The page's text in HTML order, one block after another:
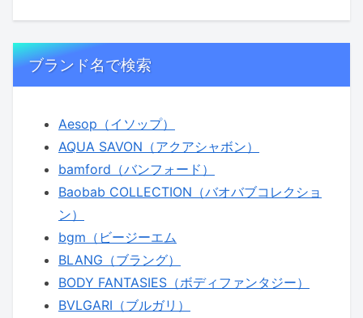
ブランド名で検索
Aesop（イソップ）
AQUA SAVON（アクアシャボン）
bamford（バンフォード）
Baobab COLLECTION（バオバブコレクショ
ン）
bgm（ビージーエム
BLANG（ブラング）
BODY FANTASIES（ボディファンタジー）
BVLGARI（ブルガリ）